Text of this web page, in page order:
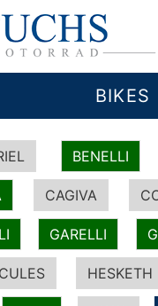
BIKES
BENELLI
CAGIVA
GARELLI
HESKETH